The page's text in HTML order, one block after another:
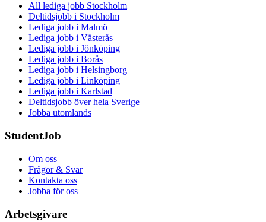
All lediga jobb Stockholm
Deltidsjobb i Stockholm
Lediga jobb i Malmö
Lediga jobb i Västerås
Lediga jobb i Jönköping
Lediga jobb i Borås
Lediga jobb i Helsingborg
Lediga jobb i Linköping
Lediga jobb i Karlstad
Deltidsjobb över hela Sverige
Jobba utomlands
StudentJob
Om oss
Frågor & Svar
Kontakta oss
Jobba för oss
Arbetsgivare